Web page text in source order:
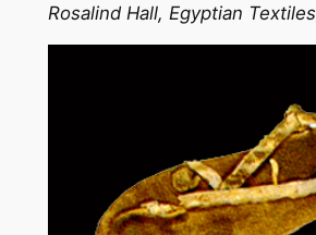
Rosalind Hall, Egyptian